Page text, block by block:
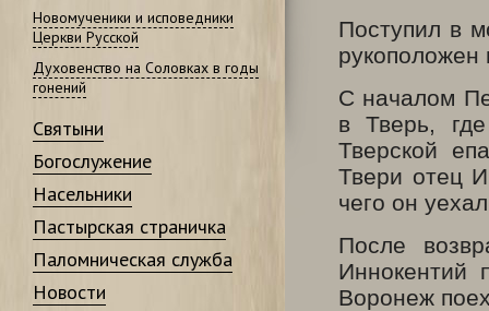
Новомученики и исповедники
Церкви Русской
Духовенство на Соловках в годы
гонений
Святыни
Богослужение
Насельники
Пастырская страничка
Паломническая служба
Новости
Поступил в
рукоположен
С началом
в Тверь,
Тверской
Твери отец
чего он
После
Иннокентий
Воронеж